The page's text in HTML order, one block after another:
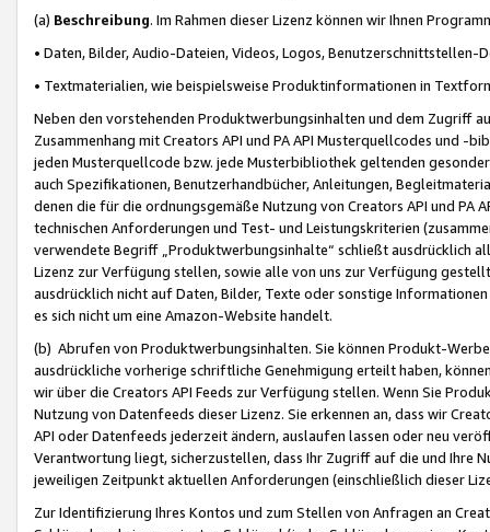
(a) Beschreibung. Im Rahmen dieser Lizenz können wir Ihnen
• Daten, Bilder, Audio-Dateien, Videos, Logos, Benutzerschnittstellen-
• Textmaterialien, wie beispielsweise Produktinformationen in
Neben den vorstehenden Produktwerbungsinhalten und dem Zugriff
Zusammenhang mit Creators API und PA API Musterquellcodes und
jeden Musterquellcode bzw. jede Musterbibliothek geltenden
auch Spezifikationen, Benutzerhandbücher, Anleitungen,
denen die für die ordnungsgemäße Nutzung von Creators API und PA
technischen Anforderungen und Test- und Leistungskriterien
verwendete Begriff „Produktwerbungsinhalte“ schließt ausdrücklich
Lizenz zur Verfügung stellen, sowie alle von uns zur Verfügung
ausdrücklich nicht auf Daten, Bilder, Texte oder sonstige
es sich nicht um eine Amazon-Website handelt.
(b) Abrufen von Produktwerbungsinhalten. Sie können Produkt-
ausdrückliche vorherige schriftliche Genehmigung erteilt haben,
wir über die Creators API Feeds zur Verfügung stellen. Wenn Sie
Nutzung von Datenfeeds dieser Lizenz. Sie erkennen an, dass wir
API oder Datenfeeds jederzeit ändern, auslaufen lassen oder neu
Verantwortung liegt, sicherzustellen, dass Ihr Zugriff auf die und Ihre
jeweiligen Zeitpunkt aktuellen Anforderungen (einschließlich dieser
Zur Identifizierung Ihres Kontos und zum Stellen von Anfragen an